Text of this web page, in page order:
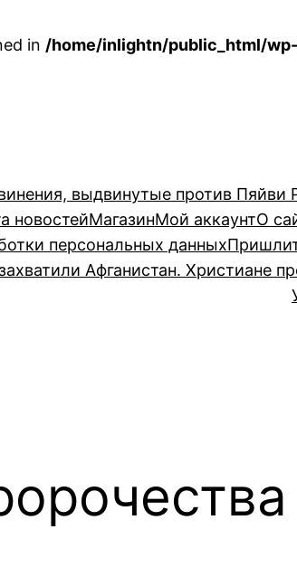
in /home/inlightn/public_html/
выдвинутые против Пяйви
новостейМагазинМой аккаунтО
персональных данных
Афганистан. Христиане